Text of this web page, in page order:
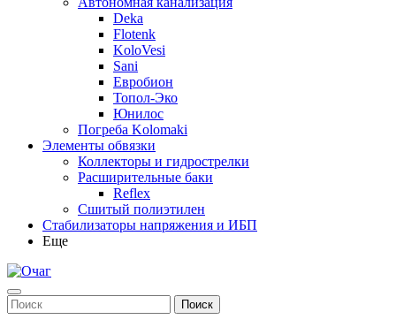
Deka
Flotenk
KoloVesi
Sani
Евробион
Топол-Эко
Юнилос
Погреба Kolomaki
Элементы обвязки
Коллекторы и гидрострелки
Расширительные баки
Reflex
Сшитый полиэтилен
Стабилизаторы напряжения и ИБП
Еще